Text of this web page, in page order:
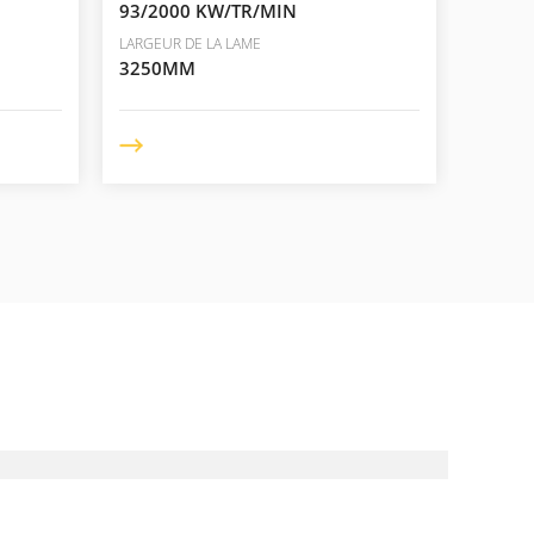
93/2000 KW/TR/MIN
LARGEUR DE LA LAME
3250MM